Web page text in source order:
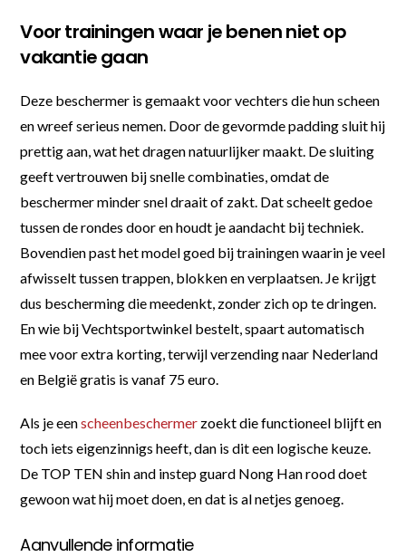
Voor trainingen waar je benen niet op
vakantie gaan
Deze beschermer is gemaakt voor vechters die hun scheen
en wreef serieus nemen. Door de gevormde padding sluit hij
prettig aan, wat het dragen natuurlijker maakt. De sluiting
geeft vertrouwen bij snelle combinaties, omdat de
beschermer minder snel draait of zakt. Dat scheelt gedoe
tussen de rondes door en houdt je aandacht bij techniek.
Bovendien past het model goed bij trainingen waarin je veel
afwisselt tussen trappen, blokken en verplaatsen. Je krijgt
dus bescherming die meedenkt, zonder zich op te dringen.
En wie bij Vechtsportwinkel bestelt, spaart automatisch
mee voor extra korting, terwijl verzending naar Nederland
en België gratis is vanaf 75 euro.
Als je eenscheenbeschermer zoekt die functioneel blijft en
toch iets eigenzinnigs heeft, dan is dit een logische keuze.
De TOP TEN shin and instep guard Nong Han rood doet
gewoon wat hij moet doen, en dat is al netjes genoeg.
Aanvullende informatie